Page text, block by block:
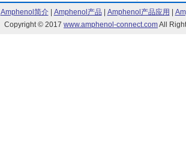
Amphenol简介| Amphenol产品 Amphenol产品应用
Copyright © 2017 www.amphenol-connect.comAll